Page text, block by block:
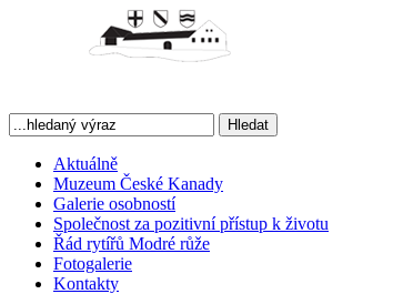
Hledat
Aktuálně
Muzeum České Kanady
Galerie osobností
Společnost za pozitivní přístup k životu
Řád rytířů Modré růže
Fotogalerie
Kontakty